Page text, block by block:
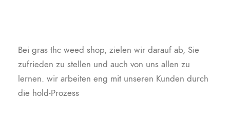
Bei gras thc weed shop, zielen wir darauf ab, Sie
zufrieden zu stellen und auch von uns allen zu
lernen. wir arbeiten eng mit unseren Kunden durch
die hold-Prozess